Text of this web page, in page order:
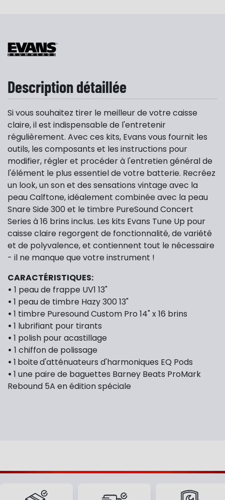
Description détaillée
Si vous souhaitez tirer le meilleur de votre caisse
claire, il est indispensable de l'entretenir
régulièrement. Avec ces kits, Evans vous fournit les
outils, les composants et les instructions pour
modifier, régler et procéder à l'entretien général de
l'élément le plus essentiel de votre batterie. Recréez
un look, un son et des sensations vintage avec la
peau Calftone, idéalement combinée avec la peau
Snare Side 300 et le timbre PureSound Concert
Series à 16 brins inclus. Les kits Evans Tune Up pour
caisse claire regorgent de fonctionnalité, de variété
et de polyvalence, et contiennent tout le nécessaire
- il ne manque que votre instrument !
CARACTÉRISTIQUES:
• 1 peau de frappe UV1 13"
• 1 peau de timbre Hazy 300 13"
• 1 timbre Puresound Custom Pro 14" x 16 brins
• 1 lubrifiant pour tirants
• 1 polish pour acastillage
• 1 chiffon de polissage
• 1 boited'atténuateurs d'harmoniques EQ Pods
• 1 une paire de baguettes Barney Beats ProMark
Rebound 5A en édition spéciale